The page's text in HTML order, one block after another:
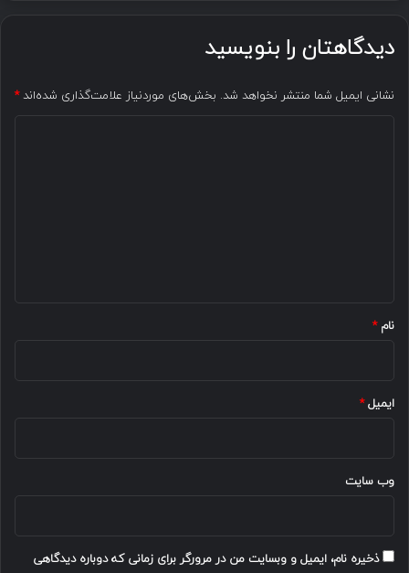
دیدگاهتان را بنویسید
نشانی ایمیل شما منتشر نخواهد شد. بخش‌های موردنیاز علامت‌گذاری شده‌اند*
نام*
ایمیل*
وب‌ سایت
ذخیره نام، ایمیل و وبسایت من در مرورگر برای زمانی که دوباره دیدگاهی